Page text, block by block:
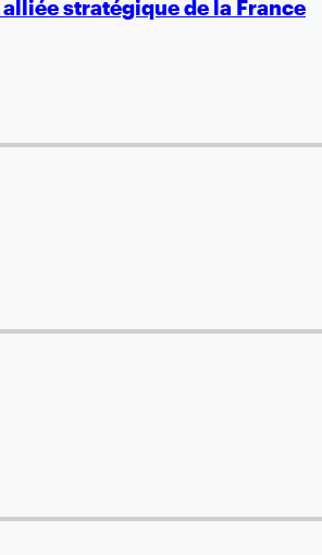
stratégique de la France